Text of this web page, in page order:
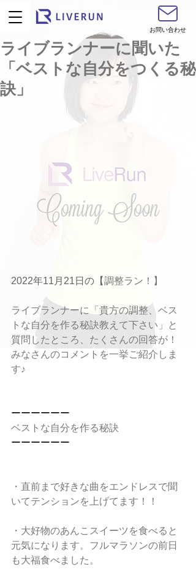
お問い合わせ
ライブランナーに聞いた
「ベストな自分をつくる秘
訣」
2022年11月21日の【調整ラン！】
ライブランナーに「貴方の調整、ベス
トな自分を作る秘訣教えて下さい」と
質問したところ、たくさんの回答が！
みなさんのコメントを一挙ご紹介しま
す♪
ーーーーーー
ベストな自分を作る秘訣
ーーーーーー
・直前まで好きな曲をエンドレスで聞
いてテンションを上げてます！！
・大好物のあんこスイーツを食べると
元気になります。フルマラソンの前日
も大福食べました。